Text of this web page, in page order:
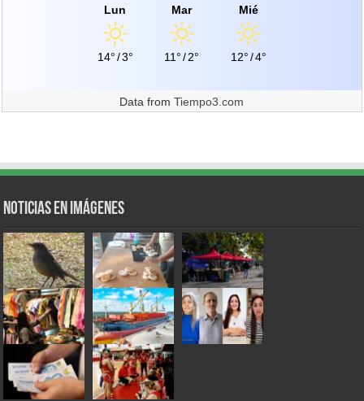
Lun
14°/3°
Mar
11° /2°
Mié
12°/4°
Data fromTiempo3.com
Noticias en Imágenes